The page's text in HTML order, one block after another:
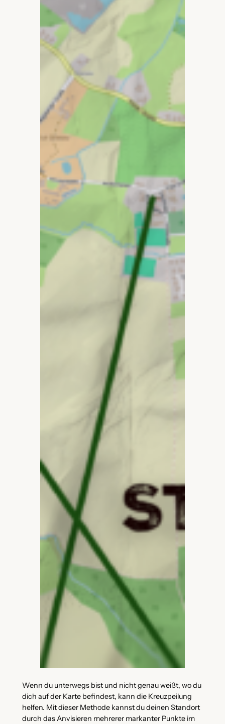
Wenn du unterwegs bist und nicht genau weißt, wo du
dich auf der Karte befindest, kann die Kreuzpeilung
helfen. Mit dieser Methode kannst du deinen Standort
durch das Anvisieren mehrerer markanter Punkte im